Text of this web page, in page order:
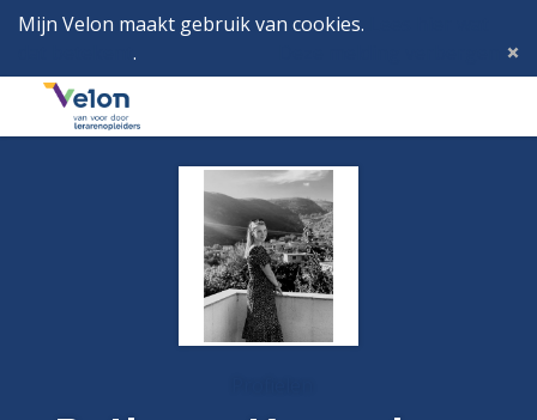
Mijn Velon maakt gebruik van cookies.
.
Menu